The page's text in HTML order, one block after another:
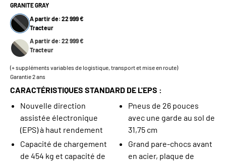
GRANITE GRAY
A partir de: 22 999 €
Tracteur
A partir de: 22 999 €
Tracteur
(+ suppléments variables de logistique, transport et mise en route)
Garantie 2 ans
CARACTÉRISTIQUES STANDARD DE L'EPS :
Nouvelle direction
assistée électronique
(EPS) à haut rendement
Capacité de chargement
de 454 kg et capacité de
Pneus de 26 pouces
avec une garde au sol de
31,75 cm
Grand pare-chocs avant
en acier, plaque de